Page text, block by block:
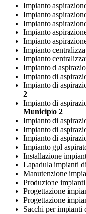
Impianto
Impianto
Impianto
Impianto
Impianto
Impianto
Impianto
Impianto d
Impianto di
Impianto di
2
Impianto di
Municipio 2
Impianto di
Impianto di
Impianto di
Impianto gpl
Installazione
Lapadula impianti
Manutenzione
Produzione
Progettazione
Progettazione
Sacchi per impianti